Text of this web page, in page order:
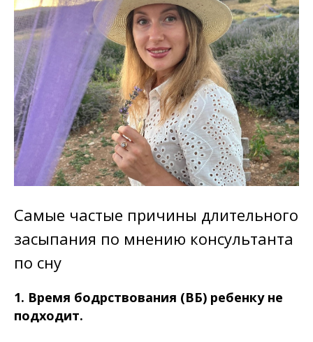
Самые частые причины длительного
засыпания по мнению консультанта
по сну
1. Время бодрствования (ВБ) ребенку не
подходит.